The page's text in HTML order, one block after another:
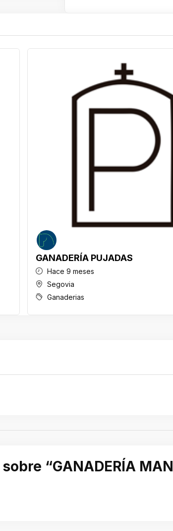
GANADERÍA PUJADAS
Hace 9 meses
Segovia
Ganaderias
“GANADERÍA